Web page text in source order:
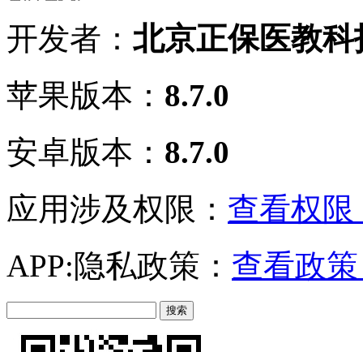
开发者： 北京正保医教
苹果版本： 8.7.0
安卓版本： 8.7.0
应用涉及权限： 查看权限
APP:隐私政策： 查看政